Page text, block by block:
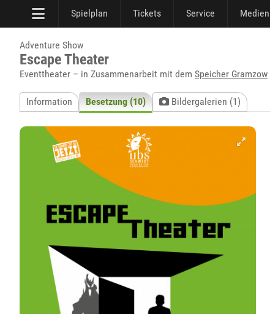
Spielplan Tickets Service Medien
Adventure Show
Escape Theater
Eventtheater – in Zusammenarbeit mit dem Speicher Gramzow
Information Besetzung (10) Bildergalerien (1)